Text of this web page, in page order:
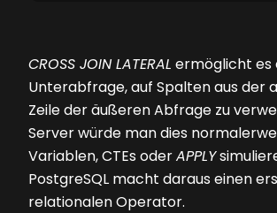
CROSS JOIN LATERAL ermöglicht es
Unterabfrage, auf Spalten aus der
Zeile der äußeren Abfrage zu
Server würde man dies
Variablen, CTEs oderAPPLY
PostgreSQL macht daraus einen
relationalen Operator.